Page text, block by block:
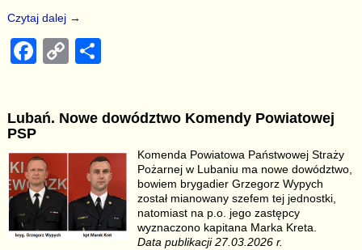
Czytaj dalej →
F
e
b
o
o
k
C
y
Li
k
e
Lubań. Nowe dowództwo Komendy Powiatowej
PSP
Komenda Powiatowa Państwowej Straży
Pożarnej w Lubaniu ma nowe dowództwo,
bowiem brygadier Grzegorz Wypych
został mianowany szefem tej jednostki,
natomiast na p.o. jego zastępcy
wyznaczono kapitana Marka Kreta.
Data publikacji 27.03.2026 r.